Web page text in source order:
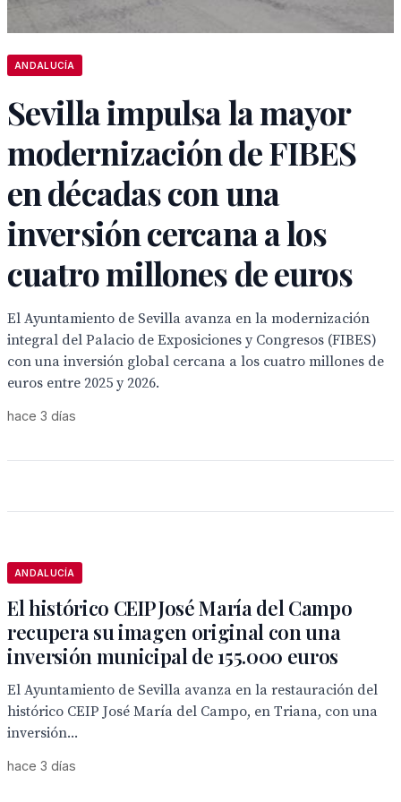
ANDALUCÍA
Sevilla impulsa la mayor
modernización de FIBES
en décadas con una
inversión cercana a los
cuatro millones de euros
El Ayuntamiento de Sevilla avanza en la modernización
integral del Palacio de Exposiciones y Congresos (FIBES)
con una inversión global cercana a los cuatro millones de
euros entre 2025 y 2026.
hace 3 días
ANDALUCÍA
El histórico CEIP José María del Campo
recupera su imagen original con una
inversión municipal de 155.000 euros
El Ayuntamiento de Sevilla avanza en la restauración del
histórico CEIP José María del Campo, en Triana, con una
inversión...
hace 3 días